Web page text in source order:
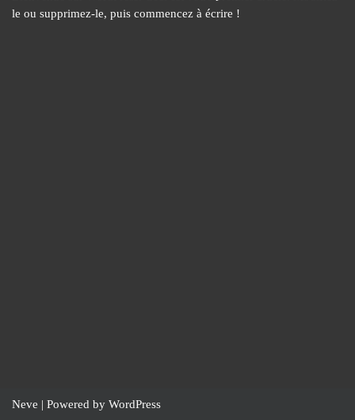
le ou supprimez-le, puis commencez à écrire !
Neve | Powered by WordPress